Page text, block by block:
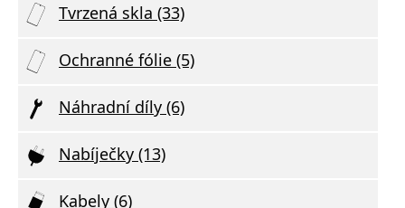
Tvrzená skla (33)
Ochranné fólie (5)
Náhradní díly (6)
Nabíječky (13)
Kabely (6)